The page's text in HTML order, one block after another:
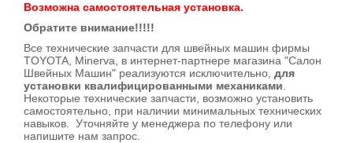
Возможна самостоятельная установка.
Обратите внимание!!!!!
Все технические запчасти для швейных машин фирмы
TOYOTA, Minerva, в интернет-партнере магазина "Салон
Швейных Машин" реализуются исключительно, для
установки квалифицированными механиками
Некоторые технические запчасти, возможно установить
самостоятельно, при наличии минимальных технических
навыков. Уточняйте у менеджера по телефону или
напишите нам запрос.